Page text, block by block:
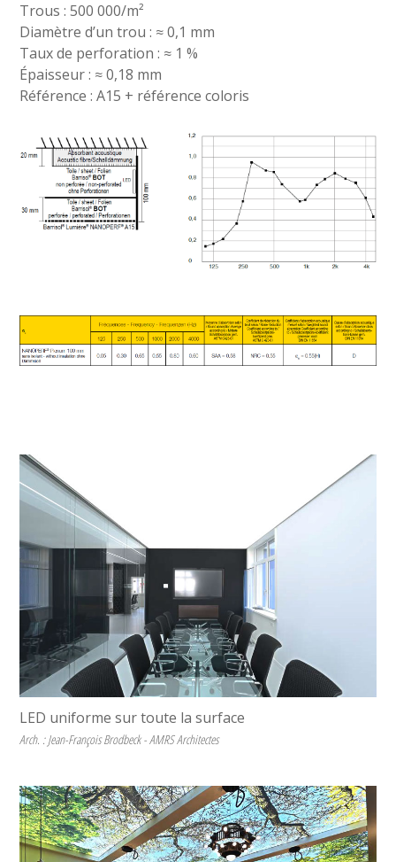
Trous : 500 000/m²
Diamètre d’un trou : ≈ 0,1 mm
Taux de perforation : ≈ 1 %
Épaisseur : ≈ 0,18 mm
Référence : A15 + référence coloris
LED uniforme sur toute la surface
Arch. : Jean-François Brodbeck - AMRS Architectes